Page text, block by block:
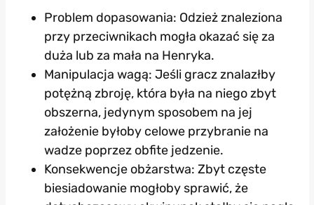
Problem dopasowania: Odzież znaleziona
przy przeciwnikach mogła okazać się za
duża lub za mała na Henryka.
Manipulacja wagą: Jeśli gracz znalazłby
potężną zbroję, która była na niego zbyt
obszerna, jedynym sposobem na jej
założenie byłoby celowe przybranie na
wadze poprzez obfite jedzenie.
Konsekwencje obżarstwa: Zbyt częste
biesiadowanie mogłoby sprawić, że